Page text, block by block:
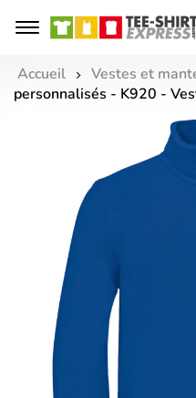
Accueil Vestes et
personnalisés - K920 -